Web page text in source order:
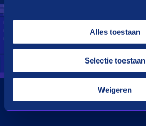
Alles toestaan
Selectie toestaan
Weigeren